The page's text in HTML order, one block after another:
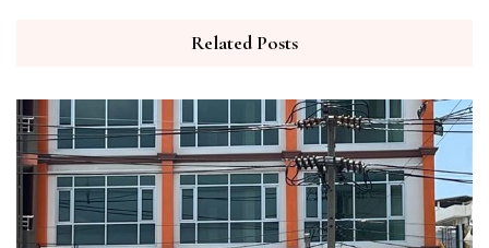
Related Posts